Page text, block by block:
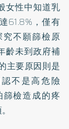
女性中知道乳
61.8%，僅有
不願篩檢原
齡未到政府補
主要原因則是
不是高危險
檢造成的疼